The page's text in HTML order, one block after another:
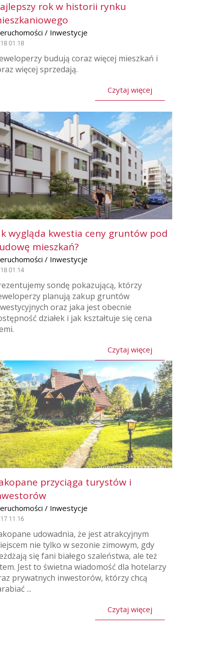
rok w historii rynku
/ Inwestycje
budują coraz więcej mieszkań i
więcej sprzedają.
Czytaj więcej
wygląda kwestia ceny gruntów pod
mieszkań?
/ Inwestycje
sondę pokazującą, którzy
planują zakup gruntów
oraz jaka jest obecnie
działek i jak kształtuje się cena
Czytaj więcej
przyciąga turystów i
/ Inwestycje
udowadnia, że jest atrakcyjnym
nie tylko w sezonie zimowym, gdy
się fani białego szaleństwa, ale też
Jest to świetna wiadomość dla hotelarzy
prywatnych inwestorów, którzy chcą
...
Czytaj więcej